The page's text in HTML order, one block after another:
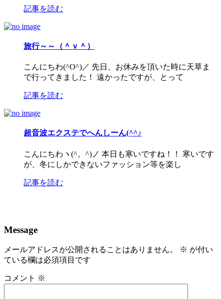
記事を読む
旅行～～（＾ｖ＾）
こんにちわ(^O^)／ 先日、お休みを頂いた時に天草ま
で行ってきました！ 遠かったですが、とって
記事を読む
超音波エクステでへんしーん(^^♪
こんにちわヽ(^。^)ノ 本日も寒いですね！！ 寒いです
が、冬にしかできないファッション等を楽し
記事を読む
Message
メールアドレスが公開されることはありません。 ※ が付い
ている欄は必須項目です
コメント ※